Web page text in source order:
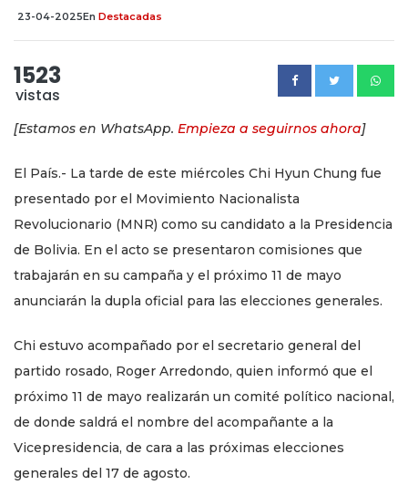
23-04-2025En Destacadas
1523
vistas
[Estamos en WhatsApp. Empieza a seguirnos ahora]
El País.- La tarde de este miércoles Chi Hyun Chung fue
presentado por el Movimiento Nacionalista
Revolucionario (MNR) como su candidato a la Presidencia
de Bolivia. En el acto se presentaron comisiones que
trabajarán en su campaña y el próximo 11 de mayo
anunciarán la dupla oficial para las elecciones generales.
Chi estuvo acompañado por el secretario general del
partido rosado, Roger Arredondo, quien informó que el
próximo 11 de mayo realizarán un comité político nacional,
de donde saldrá el nombre del acompañante a la
Vicepresidencia, de cara a las próximas elecciones
generales del 17 de agosto.